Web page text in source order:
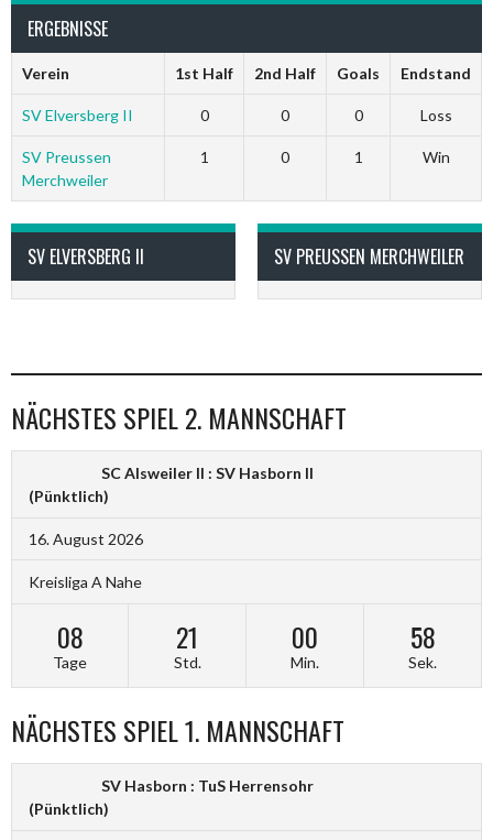
ERGEBNISSE
Verein 1st Half 2nd Half Goals Endstand
SV Elversberg II 0 0 0 Loss
SV Preussen
Merchweiler
1 0 1 Win
SV ELVERSBERG II SV PREUSSEN MERCHWEILER
NÄCHSTES SPIEL 2. MANNSCHAFT
SC Alsweiler II : SV Hasborn II
(Pünktlich)
16. August 2026
Kreisliga A Nahe
08
Tage
21
Std.
00
Min.
58
Sek.
NÄCHSTES SPIEL 1. MANNSCHAFT
SV Hasborn : TuS Herrensohr
(Pünktlich)